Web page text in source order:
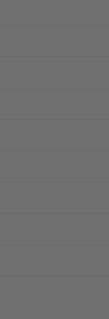
en
commande de l'
du pont
de pièces